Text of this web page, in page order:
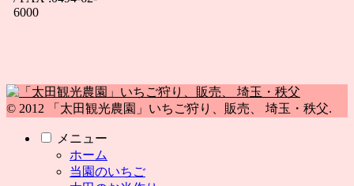
6000
© 2012 「太田観光農園」いちご狩り、販売、 埼玉・秩父.
メニュー
ホーム
当園のいちご